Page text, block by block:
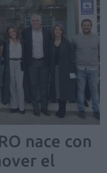
nace con
el